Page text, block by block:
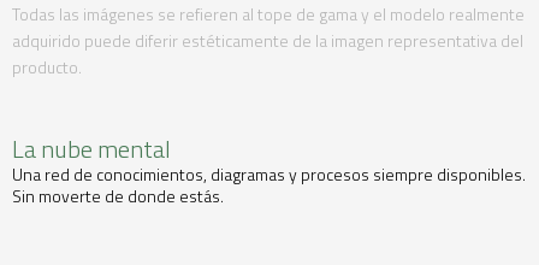
Todas las imágenes se refieren al tope de gama y el modelo realmente
adquirido puede diferir estéticamente de la imagen representativa del
producto.
La nube mental
Una red de conocimientos, diagramas y procesos siempre disponibles.
Sin moverte de donde estás.